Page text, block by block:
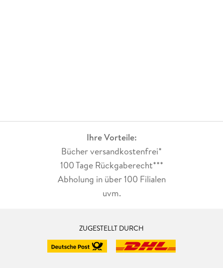
Ihre Vorteile:
Bücher versandkostenfrei*
100 Tage Rückgaberecht***
Abholung in über 100 Filialen
uvm.
ZUGESTELLT DURCH